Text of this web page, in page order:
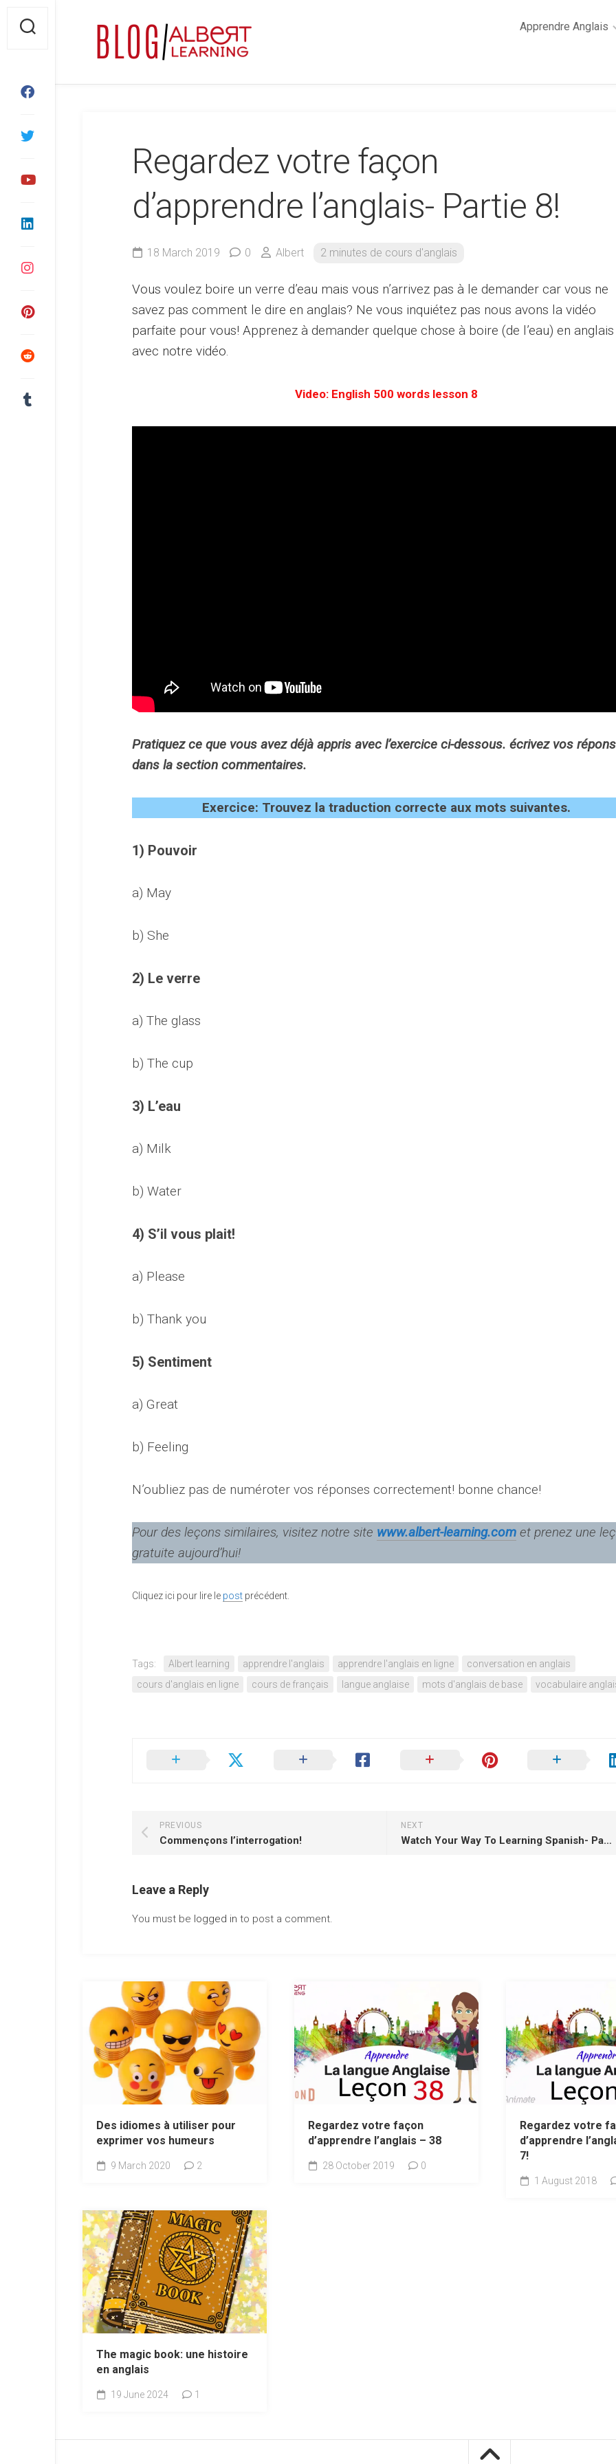
content
Apprendre Anglais
minutes
des
affaires
Regardez votre façon
d’apprendre l’anglais- Partie 8!
18 March 2019 0 Albert 2 minutes de cours d'anglais
Vous voulez boire un verre d’eau mais vous n’arrivez pas à le demander car vous ne
savez pas comment le dire en anglais? Ne vous inquiétez pas nous avons la vidéo
parfaite pour vous! Apprenez à demander quelque chose à boire (de l’eau) en anglais
avec notre vidéo.
Video: English 500 words lesson 8
Pratiquez ce que vous avez déjà appris avec l’exercice ci-dessous. écrivez vos
dans la section commentaires.
Exercice: Trouvez la traduction correcte aux mots suivantes.
1) Pouvoir
a) May
b) She
2) Le verre
a) The glass
b) The cup
3) L’eau
a) Milk
b) Water
4) S’il vous plait!
a) Please
b) Thank you
5) Sentiment
a) Great
b) Feeling
N’oubliez pas de numéroter vos réponses correctement! bonne chance!
Pour des leçons similaires, visitez notre site www.albert-learning.com et prenez une
gratuite aujourd’hui!
Cliquez ici pour lire le post précédent.
Tags: Albert learning apprendre l'anglais apprendre l'anglais en ligne
conversation en anglais
cours d'anglais en ligne
cours de français langue anglaise mots d'anglais de base vocabulaire
NEXT
Watch Your Way To Learning Spanish- Part 4!
PREVIOUS
Commençons l’interrogation!
Leave a Reply
You must be logged in to post a comment.
Des idiomes à utiliser pour
exprimer vos humeurs
9 March 2020 2
Regardez votre façon
d’apprendre l’anglais – 38
28 October 2019 0
Regardez votre
d’apprendre
7!
1 August 2018
The magic book: une histoire
en anglais
19 June 2024 1